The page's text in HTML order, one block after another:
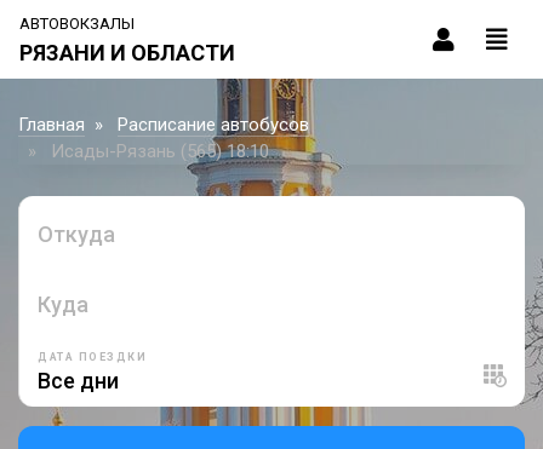
АВТОВОКЗАЛЫ
РЯЗАНИ И ОБЛАСТИ
Главная
Расписание автобусов
Исады-Рязань (565) 18:10
Откуда
Куда
ДАТА ПОЕЗДКИ